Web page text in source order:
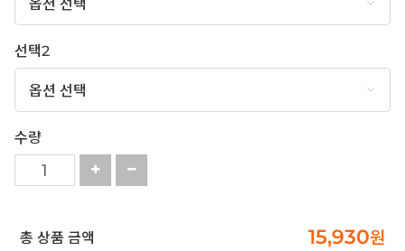
선택2
수량
총 상품 금액 15,930원